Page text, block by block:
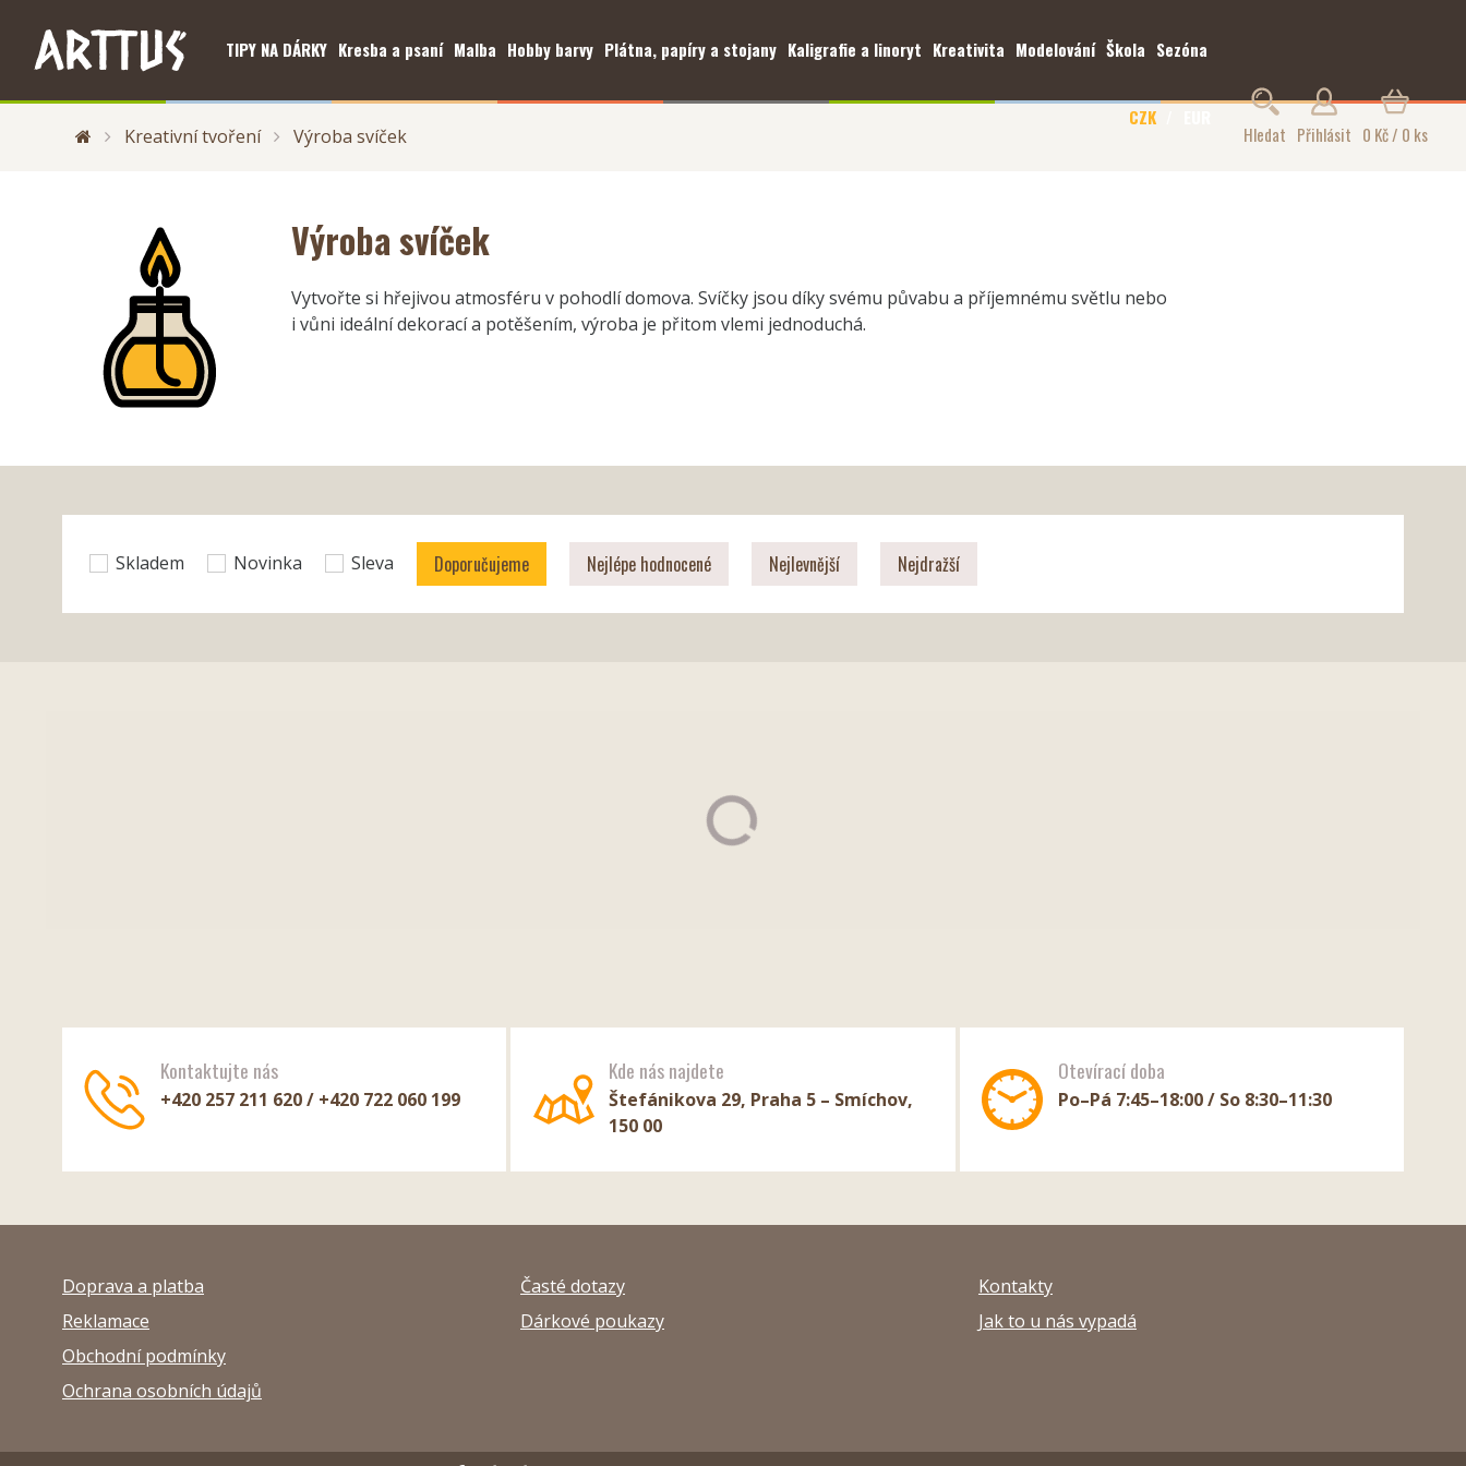
TIPY NA DÁRKY Kresba a psaní Malba Hobby barvy Plátna, papíry a stojany Kaligrafie a linoryt Kreativita Modelování Škola Sezóna
CZK
Hledat Přihlásit 0 Kč / 0 ks
Kreativní tvoření Výroba svíček
Výroba svíček
Vytvořte si hřejivou atmosféru v pohodlí domova. Svíčky jsou díky svému půvabu a příjemnému světlu nebo
i vůni ideální dekorací a potěšením, výroba je přitom vlemi jednoduchá.
Skladem Novinka Sleva Doporučujeme Nejlépe hodnocené Nejlevnější Nejdražší
Kontaktujte nás
+420 257 211 620 / +420 722 060 199
Kde nás najdete
Štefánikova 29, Praha 5 – Smíchov,
150 00
Otevírací doba
Po–Pá 7:45–18:00 / So 8:30–11:30
Doprava a platba
Reklamace
Obchodní podmínky
Ochrana osobních údajů
Časté dotazy
Dárkové poukazy
Kontakty
Jak to u nás vypadá